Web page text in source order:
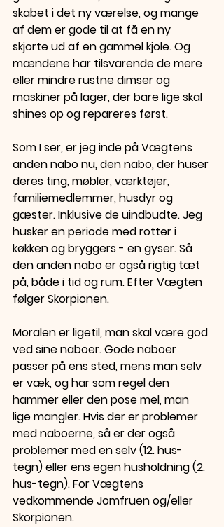
skabet i det ny værelse, og mange
af dem er gode til at få en ny
skjorte ud af en gammel kjole. Og
mændene har tilsvarende de mere
eller mindre rustne dimser og
maskiner på lager, der bare lige skal
shines op og repareres først.
Som I ser, er jeg inde på Vægtens
anden nabo nu, den nabo, der huser
deres ting, møbler, værktøjer,
familiemedlemmer, husdyr og
gæster. Inklusive de uindbudte. Jeg
husker en periode med rotter i
køkken og bryggers - en gyser. Så
den anden nabo er også rigtig tæt
på, både i tid og rum. Efter Vægten
følger Skorpionen.
Moralen er ligetil, man skal være god
ved sine naboer. Gode naboer
passer på ens sted, mens man selv
er væk, og har som regel den
hammer eller den pose mel, man
lige mangler. Hvis der er problemer
med naboerne, så er der også
problemer med en selv (12. hus-
tegn) eller ens egen husholdning (2.
hus-tegn). For Vægtens
vedkommende Jomfruen og/eller
Skorpionen.